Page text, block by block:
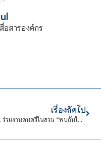
อสารองค์กร
เรื่องถัดไป
สจด. ร่วมงานดนตรีในสวน “พบกันใหม่”